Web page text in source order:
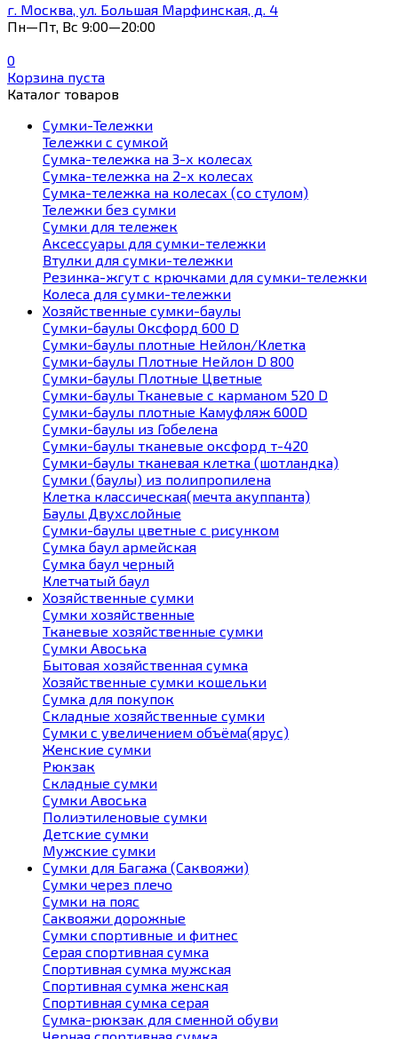
г. Москва, ул. Большая Марфинская, д. 4
Пн—Пт, Вс 9:00—20:00
0
Корзина пуста
Каталог товаров
Сумки-Тележки
Тележки с сумкой
Сумка-тележка на 3-х колесах
Сумка-тележка на 2-х колесах
Сумка-тележка на колесах (со стулом)
Тележки без сумки
Сумки для тележек
Аксессуары для сумки-тележки
Втулки для сумки-тележки
Резинка-жгут с крючками для сумки-тележки
Колеса для сумки-тележки
Хозяйственные сумки-баулы
Сумки-баулы Оксфорд 600 D
Сумки-баулы плотные Нейлон/Клетка
Сумки-баулы Плотные Нейлон D 800
Сумки-баулы Плотные Цветные
Сумки-баулы Тканевые с карманом 520 D
Сумки-баулы плотные Камуфляж 600D
Сумки-баулы из Гобелена
Сумки-баулы тканевые оксфорд т-420
Сумки-баулы тканевая клетка (шотландка)
Сумки (баулы) из полипропилена
Клетка классическая(мечта акуппанта)
Баулы Двухслойные
Сумки-баулы цветные с рисунком
Сумка баул армейская
Сумка баул черный
Клетчатый баул
Хозяйственные сумки
Сумки хозяйственные
Тканевые хозяйственные сумки
Сумки Авоська
Бытовая хозяйственная сумка
Хозяйственные сумки кошельки
Сумка для покупок
Складные хозяйственные сумки
Сумки с увеличением объёма(ярус)
Женские сумки
Рюкзак
Складные сумки
Сумки Авоська
Полиэтиленовые сумки
Детские сумки
Мужские сумки
Сумки для Багажа (Саквояжи)
Сумки через плечо
Сумки на пояс
Саквояжи дорожные
Сумки спортивные и фитнес
Серая спортивная сумка
Спортивная сумка мужская
Спортивная сумка женская
Спортивная сумка серая
Сумка-рюкзак для сменной обуви